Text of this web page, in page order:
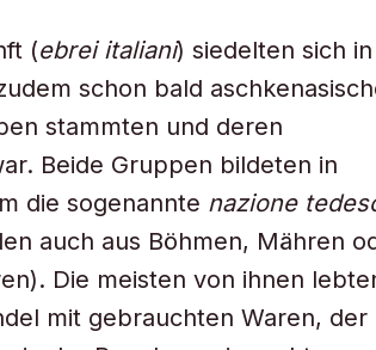
(ebrei italiani) siedelten sich in
schon bald
stammten und deren
Beide Gruppen bildeten in
die sogenannte nazione
auch aus Böhmen, Mähren
Die meisten von ihnen
mit gebrauchten Waren, der